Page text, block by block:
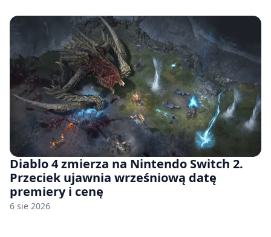
Diablo 4 zmierza na Nintendo Switch 2.
Przeciek ujawnia wrześniową datę
premiery i cenę
6 sie 2026